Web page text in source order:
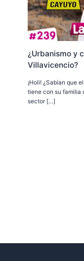
¿Urbanismo y
Villavicencio?
¡Holi! ¿Sabían que
tiene con su familia
sector […]